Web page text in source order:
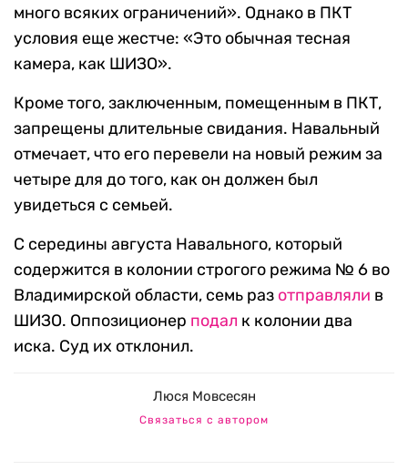
много всяких ограничений». Однако в ПКТ
условия еще жестче: «Это обычная тесная
камера, как ШИЗО».
Кроме того, заключенным, помещенным в ПКТ,
запрещены длительные свидания. Навальный
отмечает, что его перевели на новый режим за
четыре для до того, как он должен был
увидеться с семьей.
С середины августа Навального, который
содержится в колонии строгого режима № 6 во
Владимирской области, семь раз отправляли в
ШИЗО. Оппозиционер подал к колонии два
иска. Суд их отклонил.
Люся Мовсесян
Связаться с автором